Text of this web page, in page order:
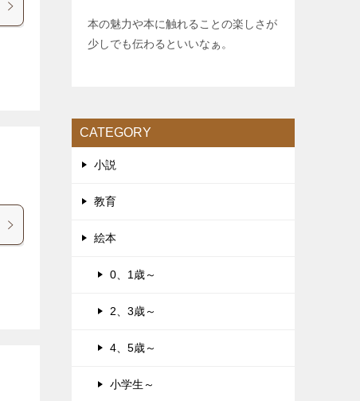
本の魅力や本に触れることの楽しさが
少しでも伝わるといいなぁ。
CATEGORY
小説
教育
絵本
0、1歳～
2、3歳～
4、5歳～
小学生～